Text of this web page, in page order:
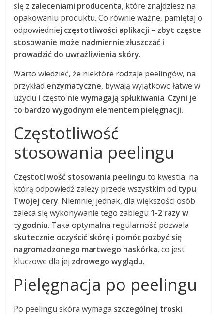
się z zaleceniami producenta, które znajdziesz na
opakowaniu produktu. Co równie ważne, pamiętaj o
odpowiedniej częstotliwości aplikacji – zbyt częste
stosowanie może nadmiernie złuszczać i
prowadzić do uwrażliwienia skóry.
Warto wiedzieć, że niektóre rodzaje peelingów, na
przykład enzymatyczne, bywają wyjątkowo łatwe w
użyciu i często nie wymagają spłukiwania. Czyni je
to bardzo wygodnym elementem pielęgnacji.
Częstotliwość
stosowania peelingu
Częstotliwość stosowania peelingu to kwestia, na
którą odpowiedź zależy przede wszystkim od typu
Twojej cery. Niemniej jednak, dla większości osób
zaleca się wykonywanie tego zabiegu 1-2 razy w
tygodniu. Taka optymalna regularność pozwala
skutecznie oczyścić skórę i pomóc pozbyć się
nagromadzonego martwego naskórka, co jest
kluczowe dla jej zdrowego wyglądu.
Pielęgnacja po peelingu
Po peelingu skóra wymaga szczególnej troski.